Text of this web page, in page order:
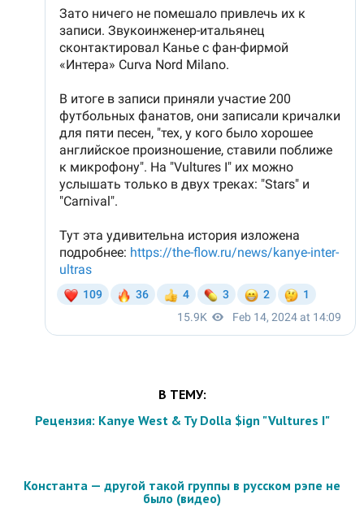
В ТЕМУ:
Рецензия: Kanye West & Ty Dolla $ign "Vultures I"
Константа — другой такой группы в русском рэпе не
было (видео)